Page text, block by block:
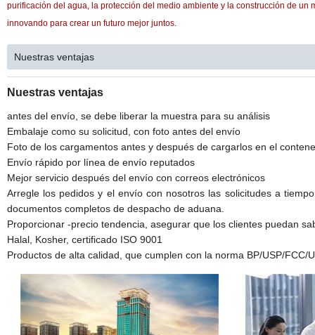
purificación del agua, la protección del medio ambiente y la construcción de
innovando para crear un futuro mejor juntos.
Nuestras ventajas
Nuestras ventajas
antes del envío, se debe liberar la muestra para su análisis
Embalaje como su solicitud, con foto antes del envío
Foto de los cargamentos antes y después de cargarlos en el
Envío rápido por línea de envío reputados
Mejor servicio después del envío con correos electrónicos
Arregle los pedidos y el envío con nosotros las solicitudes a
documentos completos de despacho de aduana.
Proporcionar -precio tendencia, asegurar que los clientes puedan
Halal, Kosher, certificado ISO 9001
Productos de alta calidad, que cumplen con la norma BP/USP/FCC/